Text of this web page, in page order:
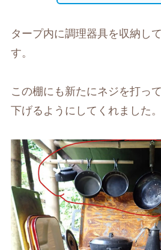
タープ内に調理器具を収納し
す。
この棚にも新たにネジを打っ
下げるようにしてくれました。